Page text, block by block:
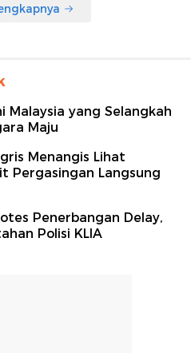
Malaysia yang Selangkah
Maju
Menangis Lihat
Pergasingan Langsung
Penerbangan Delay,
Polisi KLIA